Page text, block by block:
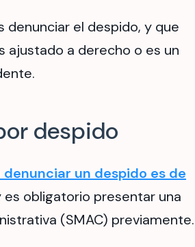
denunciar el despido, y que
ajustado a derecho o es un
despido
denunciar un despido es de
es obligatorio presentar una
(SMAC) previamente.